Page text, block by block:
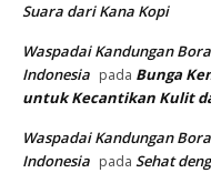
Suara dari Kana Kopi
Waspadai Kandungan
Indonesia pada Bunga
untuk Kecantikan Kulit
Waspadai Kandungan
Indonesia pada Sehat